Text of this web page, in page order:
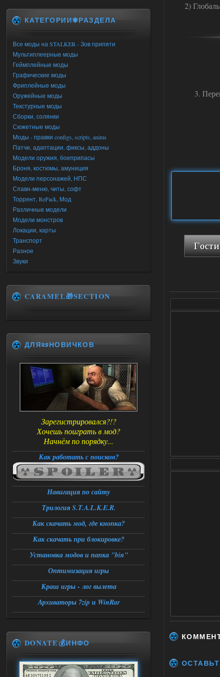
2)
3.
КАТЕГОРИИ✾РАЗДЕЛА
Все моды на STALKER - Зов припяти
Мультиплеерные моды
Геймплейные моды
Графические моды
Фриплейные моды
Оружейные моды
Текстурные моды
Сборки, солянки
Сюжетные моды
Моды - правки configs, scripts, anims
Патчи, адаптации, фиксы, аддоны
Модели оружия, боеприпасы
Броня, костюмы, амуниция
Модели персонажей, НПС
Спавн-меню, читы, софт
Торрент, RePack, Мод
Различные модели
Модели монстров
Локации, карты
Транспорт
Разное
Звуки
CARAMEL🎁SECTION
ДЛЯ📜НОВИЧКОВ
Зарегистрировался?!?
Хочешь поиграть в мод?
Начнём по порядку...
Как работать с поиском?
Навигация по сайту
Трилогия S.T.A.L.K.E.R.
Как скачать мод, где кнопка?
Как скачать при блокировке?
Установка модов и папка "bin"
Оптимизация игры
Краш игры - лог вылета
Архиваторы 7zip и WinRar
DONATE💰ИНФО